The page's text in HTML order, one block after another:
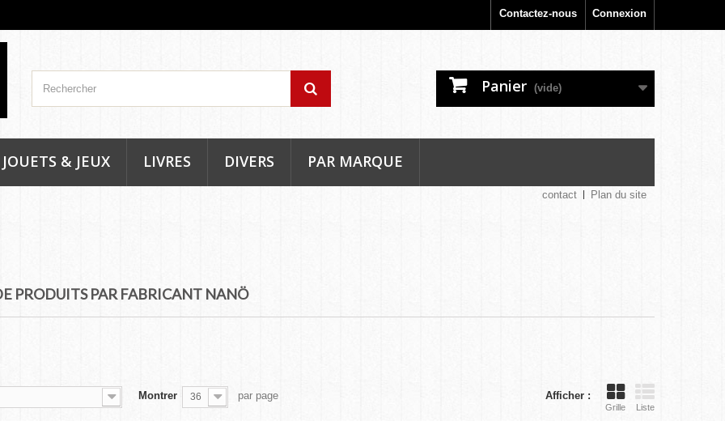
Connexion
Contactez-nous
Panier (vide)
JOUETS & JEUX LIVRES DIVERS PAR MARQUE
contact Plan du site
PRODUITS PAR FABRICANT NANÖ
Afficher :
Grille Liste
Montrer 36 par page